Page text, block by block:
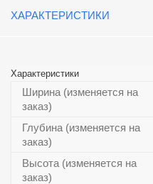
ХАРАКТЕРИСТИКИ
Характеристики
Ширина (изменяется на
заказ)
Глубина (изменяется на
заказ)
Высота (изменяется на
заказ)